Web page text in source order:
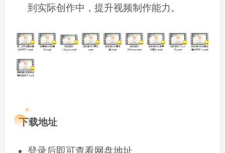
到实际创作中，提升视频制作能力。
下载地址
登录后即可查看网盘地址